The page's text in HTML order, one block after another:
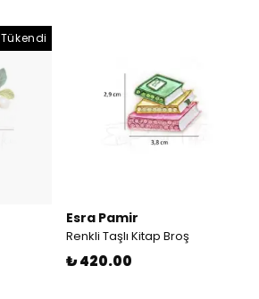
Tükendi
Esra Pamir
Renkli Taşlı Kitap Broş
₺ 420.00